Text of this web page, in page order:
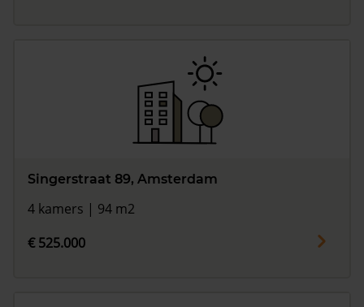
Singerstraat 89, Amsterdam
4 kamers | 94 m2
€ 525.000